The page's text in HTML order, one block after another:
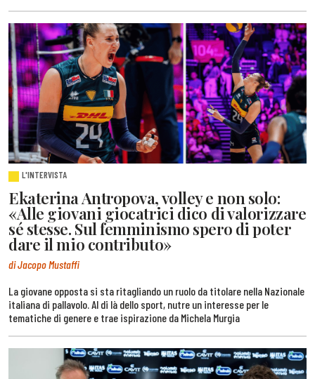
L'INTERVISTA
Ekaterina Antropova, volley e non solo:
«Alle giovani giocatrici dico di valorizzare
sé stesse. Sul femminismo spero di poter
dare il mio contributo»
di Jacopo Mustaffi
La giovane opposta si sta ritagliando un ruolo da titolare nella Nazionale
italiana di pallavolo. Al di là dello sport, nutre un interesse per le
tematiche di genere e trae ispirazione da Michela Murgia